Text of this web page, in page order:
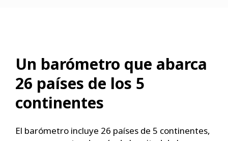
Un barómetro que abarca
26 países de los 5
continentes
El barómetro incluye 26 países de 5 continentes,